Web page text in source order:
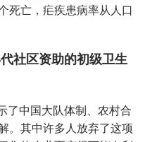
死亡，疟疾患病率从人口
社区资助的初级卫生
了中国大队体制、农村合
。其中许多人放弃了这项